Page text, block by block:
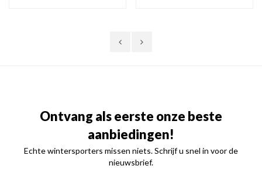
Ontvang als eerste onze beste
aanbiedingen!
Echte wintersporters missen niets. Schrijf u snel in voor de
nieuwsbrief.